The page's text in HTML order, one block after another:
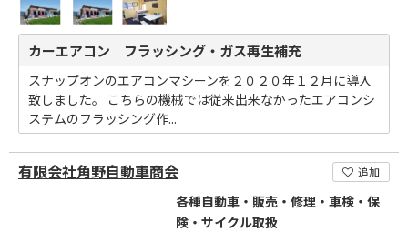
カーエアコン フラッシング・ガス再生補充
スナップオンのエアコンマシーンを２０２０年１２月に導入
致しました。 こちらの機械では従来出来なかったエアコンシ
ステムのフラッシング作...
有限会社角野自動車商会 追加
各種自動車・販売・修理・車検・保
険・サイクル取扱